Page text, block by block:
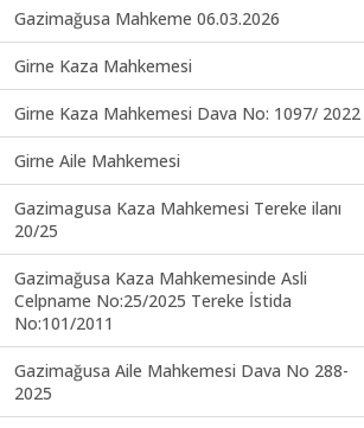
Gazimağusa Mahkeme 06.03.2026
Girne Kaza Mahkemesi
Girne Kaza Mahkemesi Dava No: 1097/ 2022
Girne Aile Mahkemesi
Gazimagusa Kaza Mahkemesi Tereke ilanı
20/25
Gazimağusa Kaza Mahkemesinde Asli
Celpname No:25/2025 Tereke İstida
No:101/2011
Gazimağusa Aile Mahkemesi Dava No 288-
2025